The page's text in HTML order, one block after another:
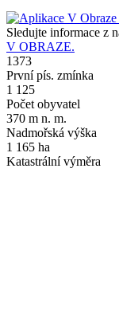
Sledujte informace z
V OBRAZE.
1373
První pís. zmínka
1 125
Počet obyvatel
370 m n. m.
Nadmořská výška
1 165 ha
Katastrální výměra